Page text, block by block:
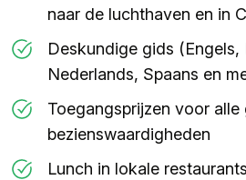
naar de luchthaven en in
Deskundige gids (Engels,
Nederlands, Spaans en
Toegangsprijzen voor alle
bezienswaardigheden
Lunch in lokale